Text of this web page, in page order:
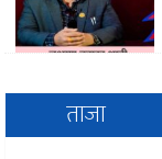
ताजा